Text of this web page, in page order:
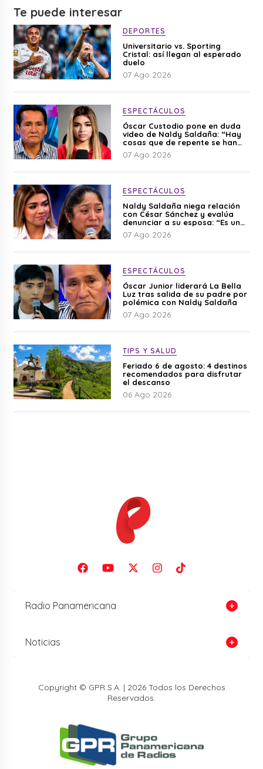
Te puede interesar
DEPORTES
Universitario vs. Sporting
Cristal: así llegan al esperado
duelo
07 Ago 2026
ESPECTÁCULOS
Óscar Custodio pone en duda
video de Naldy Saldaña: “Hay
cosas que de repente se han
editado”
07 Ago 2026
ESPECTÁCULOS
Naldy Saldaña niega relación
con César Sánchez y evalúa
denunciar a su esposa: “Es una
difamación”
07 Ago 2026
ESPECTÁCULOS
Óscar Junior liderará La Bella
Luz tras salida de su padre por
polémica con Naldy Saldaña
07 Ago 2026
TIPS Y SALUD
Feriado 6 de agosto: 4 destinos
recomendados para disfrutar
el descanso
06 Ago 2026
Radio Panamericana
Noticias
Copyright © GPR S.A. | 2026 Todos los Derechos
Reservados.